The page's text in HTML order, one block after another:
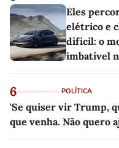
Eles
elétrico e
difícil: o
imbatível
6 POLÍTICA
'Se quiser vir Trump,
que venha. Não quero